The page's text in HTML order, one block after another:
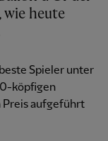
wie heute
Spieler unter
köpfigen
aufgeführt